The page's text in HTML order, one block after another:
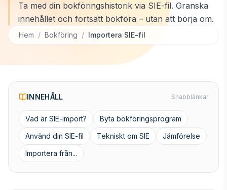
Ta med din bokföringshistorik via SIE-fil. Granska
innehållet och fortsätt bokföra – utan att börja om.
Hem / Bokföring / Importera SIE-fil
INNEHÅLL Snabblänkar
Vad är SIE-import?
Byta bokföringsprogram
Använd din SIE-fil
Tekniskt om SIE
Jämförelse
Importera från...